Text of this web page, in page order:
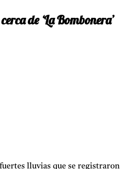
de ‘La Bombonera’
lluvias que se registraron